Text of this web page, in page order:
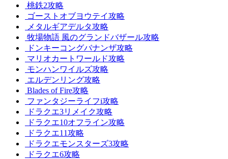
桃鉄2攻略
ゴーストオブヨウテイ攻略
メタルギアデルタ攻略
牧場物語 風のグランドバザール攻略
ドンキーコングバナンザ攻略
マリオカートワールド攻略
モンハンワイルズ攻略
エルデンリング攻略
Blades of Fire攻略
ファンタジーライフi攻略
ドラクエ3リメイク攻略
ドラクエ10オフライン攻略
ドラクエ11攻略
ドラクエモンスターズ3攻略
ドラクエ6攻略